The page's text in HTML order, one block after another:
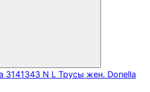
Трусы жен. Donella